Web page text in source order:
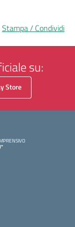
Stampa / Condividi
su:
Store